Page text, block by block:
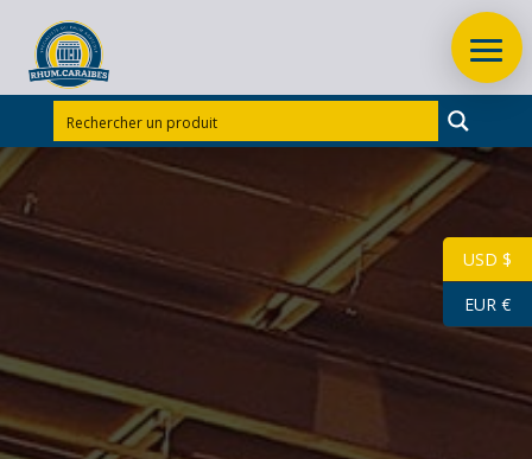
Accueil/Produits régionaux
ARTISANAL 50 CL
Rupture
USD $
EUR €